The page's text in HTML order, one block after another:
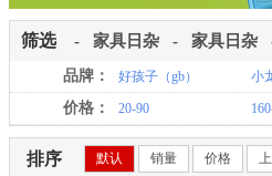
筛选 - 家具日杂 - 家具日杂
品牌： 好孩子（gb） 小
价格： 20-90
排序 默认 销量 价格